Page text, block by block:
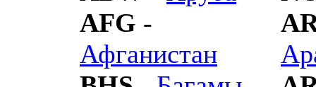
AFG -
Афганистан